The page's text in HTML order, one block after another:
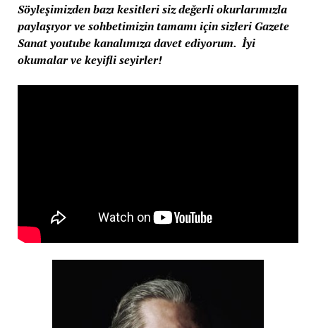
Söyleşimizden bazı kesitleri siz değerli okurlarımızla
paylaşıyor ve sohbetimizin tamamı için sizleri Gazete
Sanat youtube kanalımıza davet ediyorum. İyi
okumalar ve keyifli seyirler!